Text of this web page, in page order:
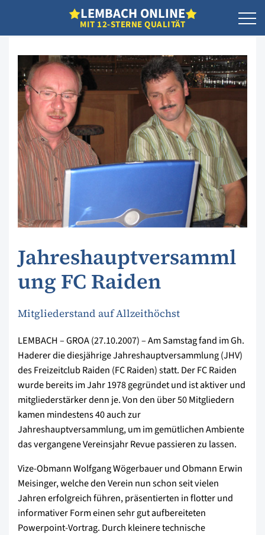
LEMBACH ONLINE
MIT 12-STERNE QUALITÄT
Jahreshauptversamml
ung FC Raiden
Mitgliederstand auf Allzeithöchst
LEMBACH – GROA (27.10.2007) – Am Samstag fand im Gh.
Haderer die diesjährige Jahreshauptversammlung (JHV)
des Freizeitclub Raiden (FC Raiden) statt. Der FC Raiden
wurde bereits im Jahr 1978 gegründet und ist aktiver und
mitgliederstärker denn je. Von den über 50 Mitgliedern
kamen mindestens 40 auch zur
Jahreshauptversammlung, um im gemütlichen Ambiente
das vergangene Vereinsjahr Revue passieren zu lassen.
Vize-Obmann Wolfgang Wögerbauer und Obmann Erwin
Meisinger, welche den Verein nun schon seit vielen
Jahren erfolgreich führen, präsentierten in flotter und
informativer Form einen sehr gut aufbereiteten
Powerpoint-Vortrag. Durch kleinere technische